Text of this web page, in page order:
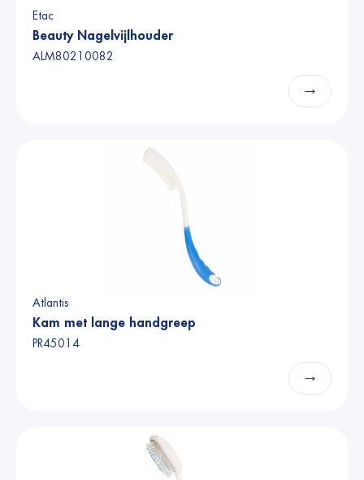
Etac
Beauty Nagelvijlhouder
ALM80210082
→
Atlantis
Kam met lange handgreep
PR45014
→